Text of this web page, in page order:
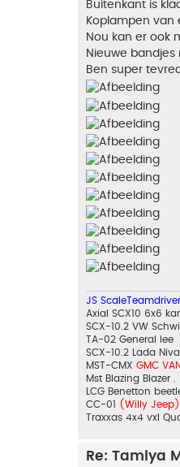
c
h
Buitenkant is
Koplampen van
Nou kan er ook
Nieuwe bandjes
Ben super
JS ScaleTeamdriver
Axial SCX10 6x6
SCX-10.2 VW
TA-02 General lee
SCX-10.2 Lada
MST-CMX GMC
Mst Blazing Blazer .
LCG Benetton
CC-01 (Willy Jeep)
Traxxas 4x4 vxl
Re: Tamiya